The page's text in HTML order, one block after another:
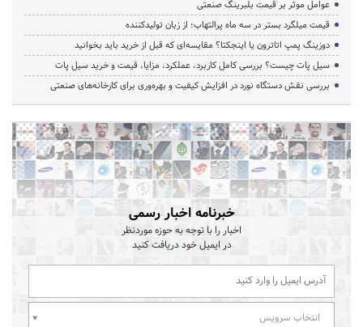
عوامل موثر بر قیمت بلبرینگ صنعتی
قیمت میلگرد بستر در سه ماه پرالتهاب؛ از زبان تولیدکننده
دوزینگ پمپ اتاترون یا اینجکتا؟ مقایسه‌ای که قبل از خرید باید بخوانید
سیل پات چیست؟ بررسی کامل کاربرد، عملکرد، مزایا، قیمت و خرید سیل پات
بررسی نقش دستگاه نورد در افزایش کیفیت و بهره‌وری برای کارخانه‌های صنعتی
خبرنامه اخبار رسمی
اخبار را با توجه به حوزه موردنظر
در ایمیل خود دریافت کنید
انتخاب سرویس